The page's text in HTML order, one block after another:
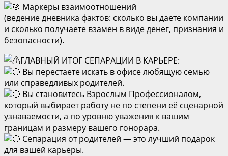
Маркеры взаимоотношений
(ведение дневника фактов: сколько вы даете компании
и сколько получаете взамен в виде денег, признания и
безопасности).
ГЛАВНЫЙ ИТОГ СЕПАРАЦИИ В КАРЬЕРЕ:
Вы перестаете искать в офисе любящую семью
или справедливых родителей.
Вы становитесь Взрослым Профессионалом,
который выбирает работу не по степени её сценарной
узнаваемости, а по уровню уважения к вашим
границам и размеру вашего гонорара.
Сепарация от родителей — это лучший подарок
для вашей карьеры.